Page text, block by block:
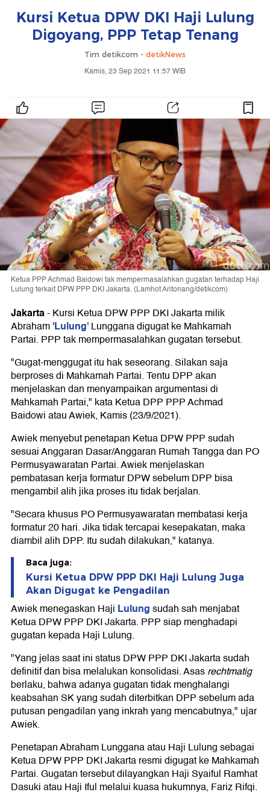
Kursi Ketua DPW DKI Haji Lulung
Digoyang, PPP Tetap Tenang
Tim detikcom - detikNews
Kamis, 23 Sep 2021 11:57 WIB
Ketua PPP Achmad Baidowi tak mempermasalahkan gugatan terhadap Haji
Lulung terkait DPW PPP DKI Jakarta. (Lamhot Aritonang/detikcom)
Jakarta-Kursi Ketua DPW PPP DKI Jakarta milik
Abraham 'Lulung' Lunggana digugat ke Mahkamah
Partai. PPP tak mempermasalahkan gugatan tersebut.
"Gugat-menggugat itu hak seseorang. Silakan saja
berproses di Mahkamah Partai. Tentu DPP akan
menjelaskan dan menyampaikan argumentasi di
Mahkamah Partai," kata Ketua DPP PPP Achmad
Baidowi atau Awiek, Kamis (23/9/2021).
Awiek menyebut penetapan Ketua DPW PPP sudah
sesuai Anggaran Dasar/Anggaran Rumah Tangga dan PO
Permusyawaratan Partai. Awiek menjelaskan
pembatasan kerja formatur DPW sebelum DPP bisa
mengambil alih jika proses itu tidak berjalan.
"Secara khusus PO Permusyawaratan membatasi kerja
formatur 20 hari. Jika tidak tercapai kesepakatan, maka
diambil alih DPP. Itu sudah dilakukan," katanya.
Baca juga:
Kursi Ketua DPW PPP DKI Haji Lulung Juga
Akan Digugat ke Pengadilan
Awiek menegaskan Haji Lulungsudah sah menjabat
Ketua DPW PPP DKI Jakarta. PPP siap menghadapi
gugatan kepada Haji Lulung.
"Yang jelas saat ini status DPW PPP DKI Jakarta sudah
definitif dan bisa melalukan konsolidasi. Asasrechtmatig
berlaku, bahwa adanya gugatan tidak menghalangi
keabsahan SK yang sudah diterbitkan DPP sebelum ada
putusan pengadilan yang inkrah yang mencabutnya," ujar
Awiek.
Penetapan Abraham Lunggana atau Haji Lulung sebagai
Ketua DPW PPP DKI Jakarta resmi digugat ke Mahkamah
Partai. Gugatan tersebut dilayangkan Haji Syaiful Ramhat
Dasuki atau Haji Iful melalui kuasa hukumnya, Fariz Rifqi.